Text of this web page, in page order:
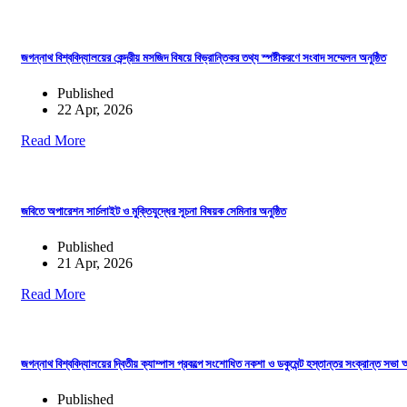
জগন্নাথ বিশ্ববিদ্যালয়ের কেন্দ্রীয় মসজিদ বিষয়ে বিভ্রান্তিকর তথ্য স্পষ্টীকরণে সংবাদ সম্মেলন অনুষ্ঠিত
Published
22 Apr, 2026
Read More
জবিতে অপারেশন সার্চলাইট ও মুক্তিযুদ্ধের সূচনা বিষয়ক সেমিনার অনুষ্ঠিত
Published
21 Apr, 2026
Read More
জগন্নাথ বিশ্ববিদ্যালয়ের দ্বিতীয় ক্যাম্পাস প্রকল্পে সংশোধিত নকশা ও ডকুমেন্ট হস্তান্তর সংক্রান্ত সভা
Published